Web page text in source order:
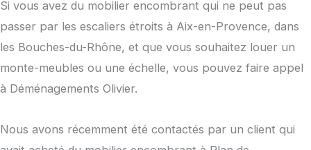
Si vous avez du mobilier encombrant qui ne peut pas
passer par les escaliers étroits à Aix-en-Provence, dans
les Bouches-du-Rhône, et que vous souhaitez louer un
monte-meubles ou une échelle, vous pouvez faire appel
à Déménagements Olivier.
Nous avons récemment été contactés par un client qui